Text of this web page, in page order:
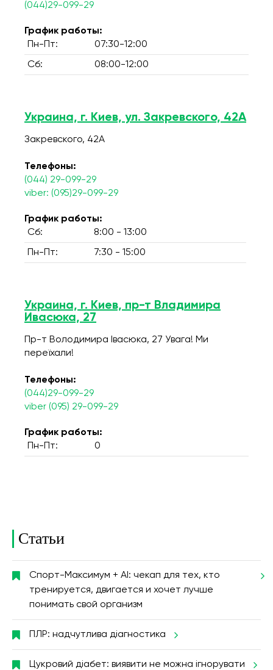
(044)29-099-29
График работы:
Пн-Пт:
07:30-12:00
Сб: 08:00-12:00
Украина, г. Киев, ул. Закревского, 42А
Закревского, 42А
Телефоны:
(044) 29-099-29
viber: (095)29-099-29
График работы:
Сб:
8:00 - 13:00
Пн-Пт: 7:30 - 15:00
Украина, г. Киев, пр-т Владимира
Ивасюка, 27
Пр-т Володимира Івасюка, 27 Увага! Ми
переїхали!
Телефоны:
(044)29-099-29
viber (095) 29-099-29
График работы:
Пн-Пт:
0
Статьи
Спорт-Максимум + AI: чекап для тех, кто
тренируется, двигается и хочет лучше
понимать свой организм
ПЛР: надчутлива діагностика
Цукровий діабет: виявити не можна ігнорувати